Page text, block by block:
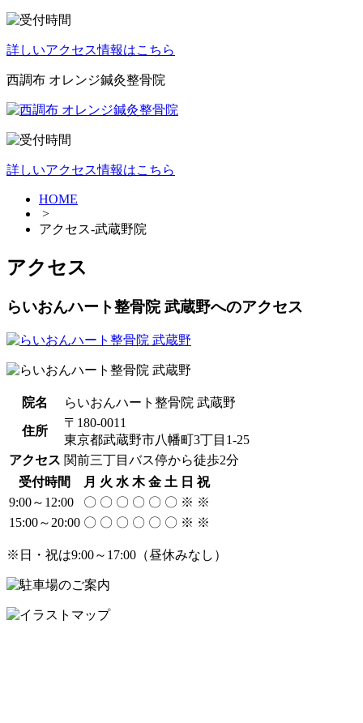
詳しいアクセス情報はこちら
西調布 オレンジ鍼灸整骨院
詳しいアクセス情報はこちら
HOME
>
アクセス-武蔵野院
アクセス
らいおんハート整骨院 武蔵野へのアクセス
院名 らいおんハート整骨院 武蔵野
住所
〒180-0011
東京都武蔵野市八幡町3丁目1-25
アクセス 関前三丁目バス停から徒歩2分
受付時間
月 火 水 木 金 土 日 祝
9:00～12:00
〇 〇 〇 〇 〇 〇 ※ ※
15:00～20:00 〇 〇 〇 〇 〇 〇 ※ ※
※日・祝は9:00～17:00（昼休みなし）